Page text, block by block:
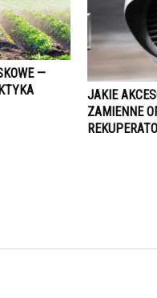
—
JAKIE
ZAMIENNE